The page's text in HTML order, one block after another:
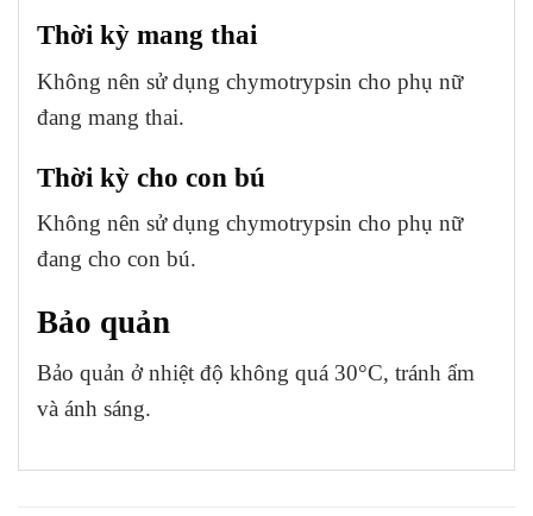
Thời kỳ mang thai
Không nên sử dụng chymotrypsin cho phụ nữ
đang mang thai.
Thời kỳ cho con bú
Không nên sử dụng chymotrypsin cho phụ nữ
đang cho con bú.
Bảo quản
Bảo quản ở nhiệt độ không quá 30°C, tránh ẩm
và ánh sáng.